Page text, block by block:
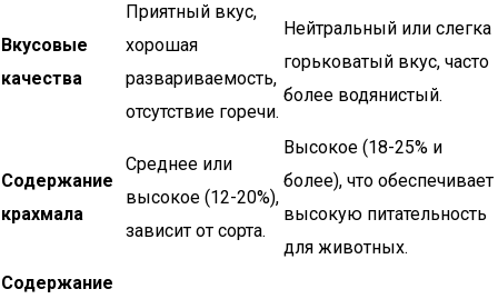
Вкусовые
качества
Приятный вкус,
хорошая
развариваемость,
отсутствие горечи.
Нейтральный или слегка
горьковатый вкус, часто
более водянистый.
Содержание
крахмала
Среднее или
высокое (12-20%),
зависит от сорта.
Высокое (18-25% и
более), что обеспечивает
высокую питательность
для животных.
Содержание